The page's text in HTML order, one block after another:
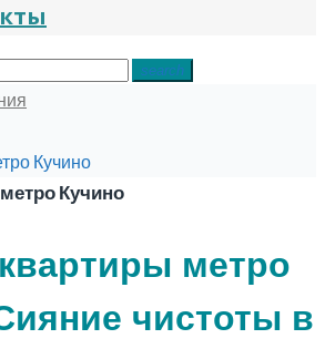
search
Кучино
Кучино
метро
чистоты в